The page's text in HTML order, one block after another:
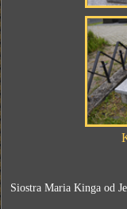
Siostra Maria Kinga od